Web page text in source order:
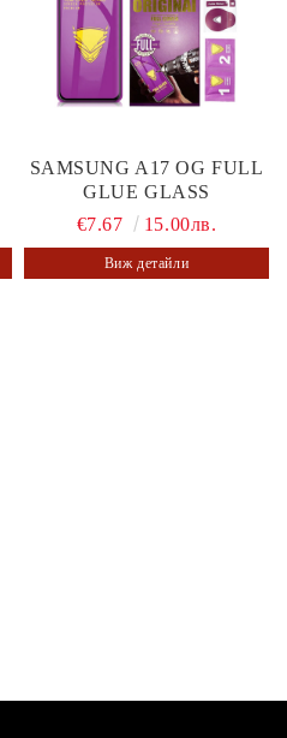
SAMSUNG A17 OG FULL
GLUE GLASS
€7.67
15.00лв.
Виж детайли